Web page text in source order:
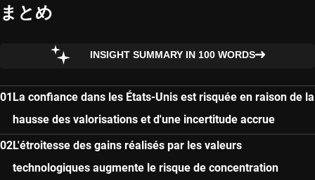
まとめ
INSIGHT SUMMARY IN 100 WORDS
La confiance dans les États-Unis est risquée en raison de la
hausse des valorisations et d'une incertitude accrue
L'étroitesse des gains réalisés par les valeurs
technologiques augmente le risque de concentration